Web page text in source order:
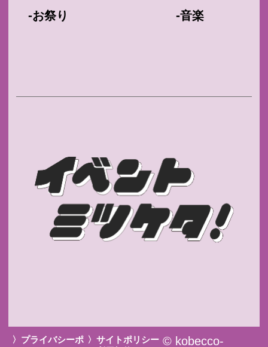
-お祭り -音楽
〉プライバシーポ 〉サイトポリシー © kobecco-